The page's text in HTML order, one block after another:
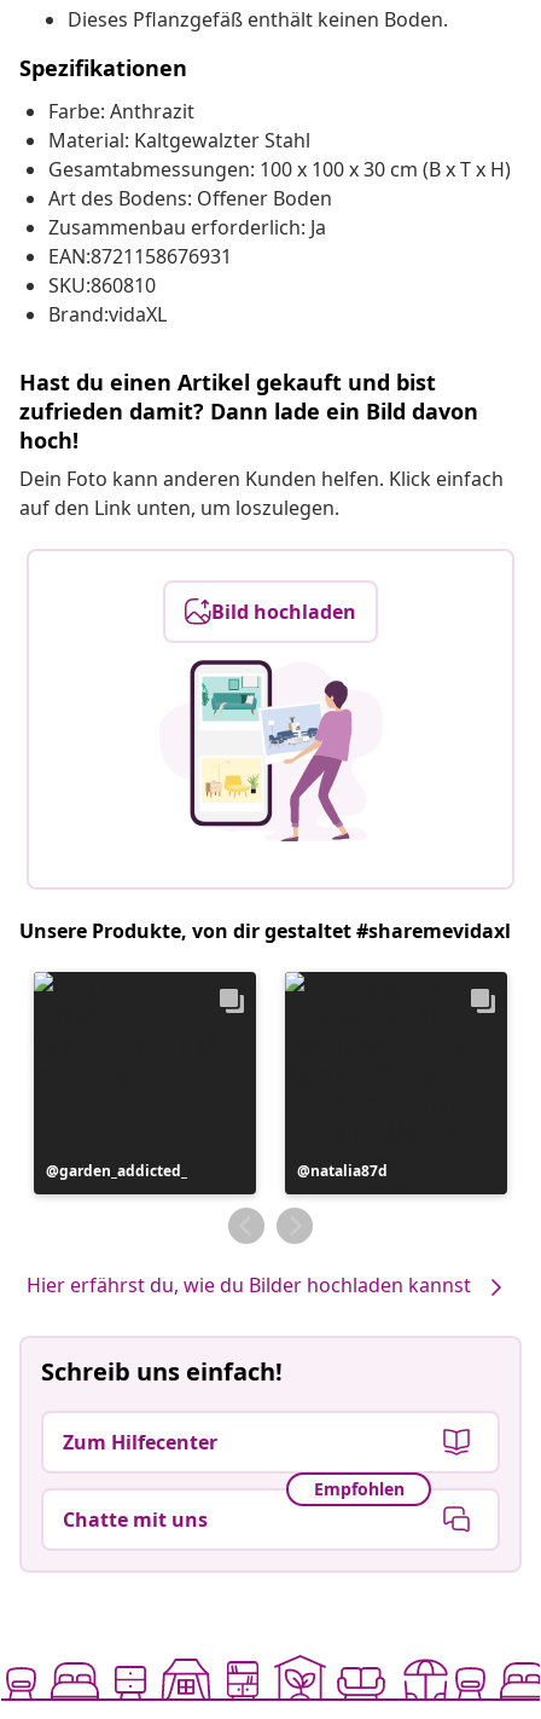
Dieses Pflanzgefäß enthält keinen Boden.
Spezifikationen
Farbe: Anthrazit
Material: Kaltgewalzter Stahl
Gesamtabmessungen: 100 x 100 x 30 cm (B x T x H)
Art des Bodens: Offener Boden
Zusammenbau erforderlich: Ja
EAN:8721158676931
SKU:860810
Brand:vidaXL
Hast du einen Artikel gekauft und bist
zufrieden damit? Dann lade ein Bild davon
hoch!
Dein Foto kann anderen Kunden helfen. Klick einfach
auf den Link unten, um loszulegen.
Bild hochladen
Unsere Produkte, von dir gestaltet #sharemevidaxl
Beitrag
veröffentlicht
garden_addicted_
Beitrag
veröffentlicht
von
natalia87d
Hier erfährst du, wie du Bilder hochladen kannst
Schreib uns einfach!
Zum Hilfecenter
Empfohlen
Chatte mit uns